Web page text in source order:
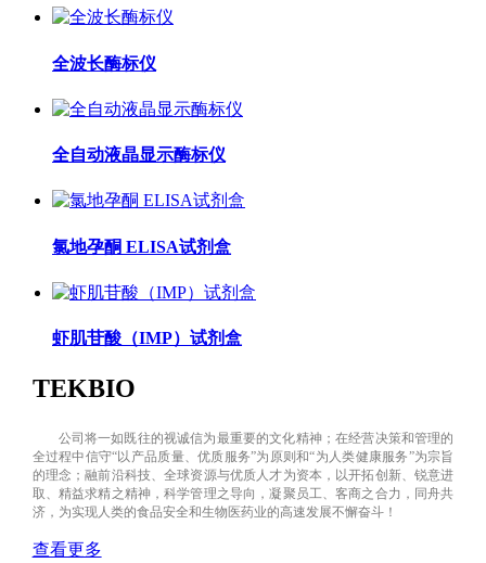
全波长酶标仪
全自动液晶显示酶标仪
氯地孕酮 ELISA试剂盒
虾肌苷酸（IMP）试剂盒
TEKBIO
公司将一如既往的视诚信为最重要的文化精神；在经营决策和管理的
全过程中信守“以产品质量、优质服务”为原则和“为人类健康服务”为宗旨
的理念；融前沿科技、全球资源与优质人才为资本，以开拓创新、锐意进
取、精益求精之精神，科学管理之导向，凝聚员工、客商之合力，同舟共
济，为实现人类的食品安全和生物医药业的高速发展不懈奋斗！
查看更多